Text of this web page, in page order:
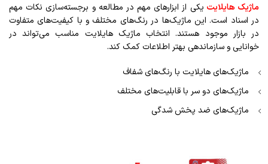
ماژیک هایلایت یکی از ابزارهای مهم در مطالعه و برجسته‌سازی نکات مهم
در اسناد است. این ماژیک‌ها در رنگ‌های مختلف و با کیفیت‌های متفاوت
در بازار موجود هستند. انتخاب ماژیک هایلایت مناسب می‌تواند در
خوانایی و سازماندهی بهتر اطلاعات کمک کند.
ماژیک‌های هایلایت با رنگ‌های شفاف
ماژیک‌های دو سر با قابلیت‌های مختلف
ماژیک‌های ضد پخش شدگی